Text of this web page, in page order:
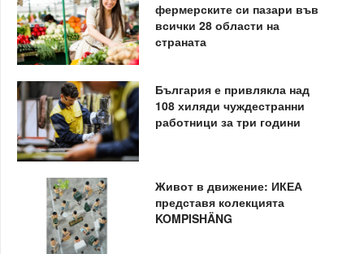
фермерските си пазари във
всички 28 области на
страната
България е привлякла над
108 хиляди чуждестранни
работници за три години
Живот в движение: ИКЕА
представя колекцията
KOMPISHÄNG